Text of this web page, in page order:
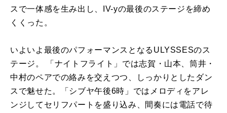
スで一体感を生み出し、IV-yの最後のステージを締め
くくった。
いよいよ最後のパフォーマンスとなるULYSSESのス
テージ。 「ナイトフライト」では志賀・山本、筒井・
中村のペアでの絡みを交えつつ、しっかりとしたダン
スで魅せた。「シブヤ午後6時」ではメロディをアレ
ンジしてセリフパートを盛り込み、間奏には電話で待